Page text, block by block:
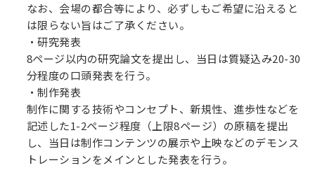
なお、会場の都合等により、必ずしもご希望に沿えると
は限らない旨はご了承ください。
・研究発表
8ページ以内の研究論文を提出し、当日は質疑込み20-30
分程度の口頭発表を行う。
・制作発表
制作に関する技術やコンセプト、新規性、進歩性などを
記述した1-2ページ程度（上限8ページ）の原稿を提出
し、当日は制作コンテンツの展示や上映などのデモンス
トレーションをメインとした発表を行う。